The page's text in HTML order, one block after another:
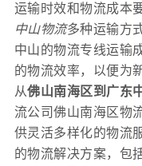
运输时效和物流成本
中山物流多种运输方
中山的物流专线运输
的物流效率，以便为
从佛山南海区到广东
流公司佛山南海区物
供灵活多样化的物流
的物流解决方案，包